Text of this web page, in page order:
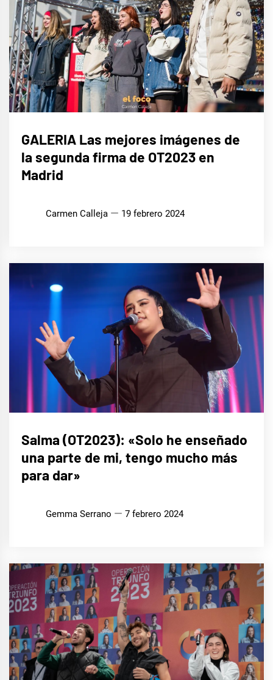
GALERIA Las mejores imágenes de
la segunda firma de OT2023 en
Madrid
Carmen Calleja 19 febrero 2024
ENTREVISTAS
Salma (OT2023): «Solo he enseñado
una parte de mi, tengo mucho más
para dar»
Gemma Serrano 7 febrero 2024